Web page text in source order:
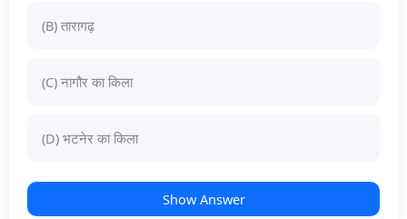
(B) तारागढ़
(C) नागौर का किला
(D) भटनेर का किला
Show Answer